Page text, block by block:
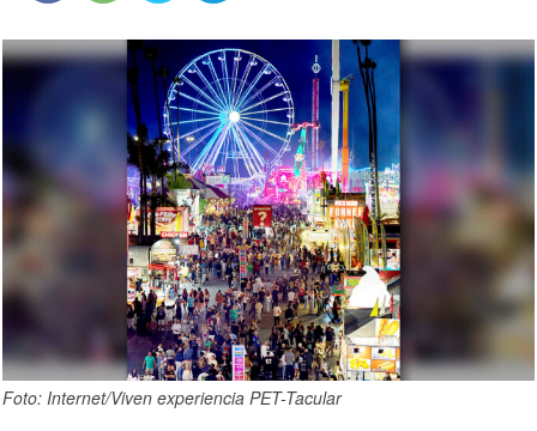
Foto: Internet/Viven experiencia PET-Tacular